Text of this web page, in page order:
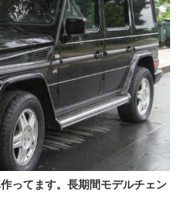
ってます。長期間モデルチェン